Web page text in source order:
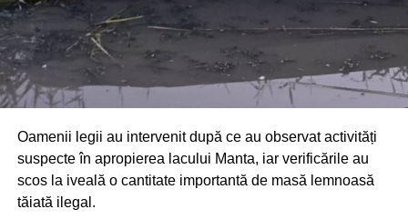
Oamenii legii au intervenit după ce au observat activități
suspecte în apropierea lacului Manta, iar verificările au
scos la iveală o cantitate importantă de masă lemnoasă
tăiată ilegal.